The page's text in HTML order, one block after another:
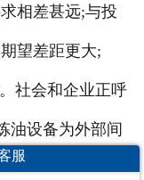
相差甚远;与投
望差距更大;
社会和企业正呼
设备为外部间
机构、加热炉及
服